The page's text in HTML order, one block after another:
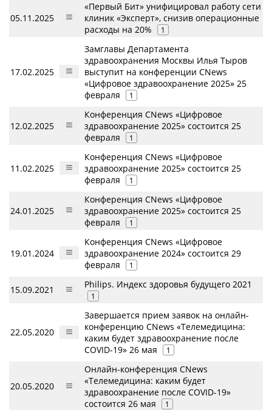
05.11.2025
«Первый Бит» унифицировал работу сети
клиник «Эксперт», снизив операционные
расходы на 20%
1
17.02.2025
Замглавы Департамента
здравоохранения Москвы Илья Тыров
выступит на конференции CNews
«Цифровое здравоохранение 2025» 25
февраля
1
12.02.2025
Конференция CNews «Цифровое
здравоохранение 2025» состоится 25
февраля
1
11.02.2025
Конференция CNews «Цифровое
здравоохранение 2025» состоится 25
февраля
1
24.01.2025
Конференция CNews «Цифровое
здравоохранение 2025» состоится 25
февраля
1
19.01.2024
Конференция CNews «Цифровое
здравоохранение 2024» состоится 29
февраля
1
15.09.2021 Philips. Индекс здоровья будущего 2021
1
22.05.2020
Завершается прием заявок на онлайн-
конференцию CNews «Телемедицина:
каким будет здравоохранение после
COVID-19» 26 мая
1
20.05.2020
Онлайн-конференция CNews
«Телемедицина: каким будет
здравоохранение после COVID-19»
состоится 26 мая
1